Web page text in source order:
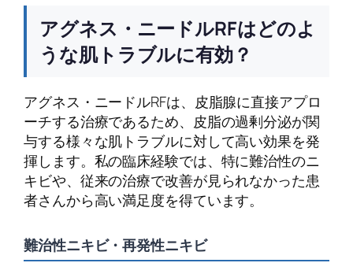
アグネス・ニードルRFはどのよ
うな肌トラブルに有効？
アグネス・ニードルRFは、皮脂腺に直接アプロ
ーチする治療であるため、皮脂の過剰分泌が関
与する様々な肌トラブルに対して高い効果を発
揮します。私の臨床経験では、特に難治性のニ
キビや、従来の治療で改善が見られなかった患
者さんから高い満足度を得ています。
難治性ニキビ・再発性ニキビ